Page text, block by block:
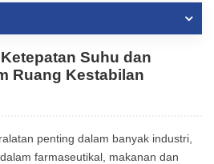
Suhu dan
Ruang Kestabilan
penting dalam banyak industri,
farmaseutikal, makanan dan